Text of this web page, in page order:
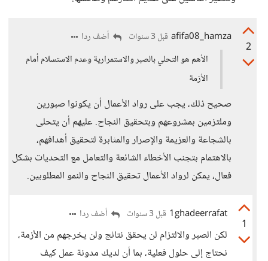
2
afifa08_hamza قبل 3 سنوات
أضف ردا
الأهم هو التحلي بالصبر والاستمرارية وعدم الاستسلام أمام
الأزمة
صحيح ذلك، يجب على رواد الأعمال أن يكونوا صبورين
وملتزمين بمشروعهم وبتحقيق النجاح. عليهم أن يتحلى
بالشجاعة والعزيمة والإصرار والمثابرة لتحقيق أهدافهم،
بالاهتمام بتجنب الأخطاء الشائعة والتعامل مع التحديات بشكل
فعال، يمكن لرواد الأعمال تحقيق النجاح والنمو المطلوبين.
1
1ghadeerrafat قبل 3 سنوات أضف ردا
لكن الصبر والالتزام لن يحقق نتائج ولن يخرجهم من الأزمة،
نحتاج إلى حلول فعلية، بما أن لديك مدونة عمل كيف